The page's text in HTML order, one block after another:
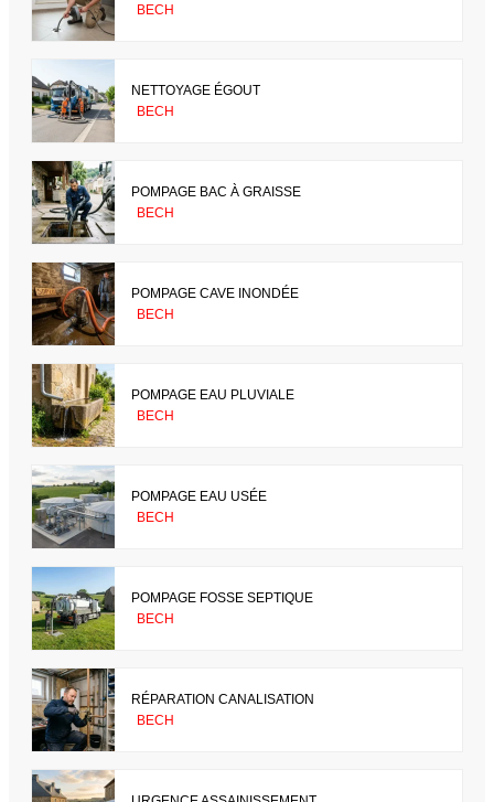
BECH
NETTOYAGE ÉGOUT
BECH
POMPAGE BAC À GRAISSE
BECH
POMPAGE CAVE INONDÉE
BECH
POMPAGE EAU PLUVIALE
BECH
POMPAGE EAU USÉE
BECH
POMPAGE FOSSE SEPTIQUE
BECH
RÉPARATION CANALISATION
BECH